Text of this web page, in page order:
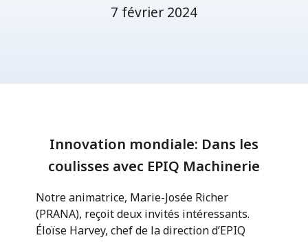
7 février 2024
Innovation mondiale: Dans les
coulisses avec EPIQ Machinerie
Notre animatrice, Marie-Josée Richer
(PRANA), reçoit deux invités intéressants.
Éloïse Harvey, chef de la direction d’EPIQ